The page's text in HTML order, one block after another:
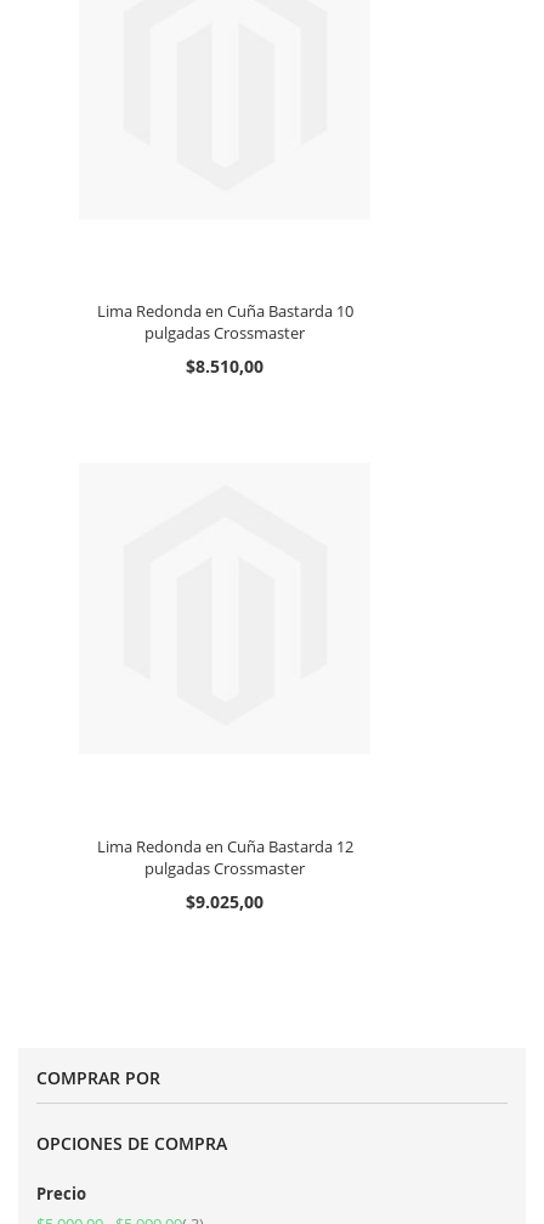
Lima Redonda en Cuña Bastarda 10
pulgadas Crossmaster
$8.510,00
Lima Redonda en Cuña Bastarda 12
pulgadas Crossmaster
$9.025,00
COMPRAR POR
OPCIONES DE COMPRA
Precio